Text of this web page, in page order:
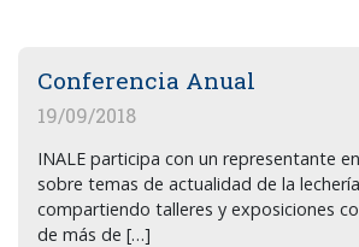
Conferencia Anual
19/09/2018
INALE participa con un representante
sobre temas de actualidad de la
compartiendo talleres y exposiciones
de más de […]